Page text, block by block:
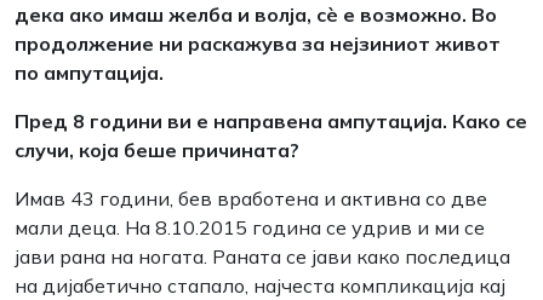
дека ако имаш желба и волја, сѐ е возможно. Во
продолжение ни раскажува за нејзиниот живот
по ампутација.
Пред 8 години ви е направена ампутација. Како се
случи, која беше причината?
Имав 43 години, бев вработена и активна со две
мали деца. На 8.10.2015 година се удрив и ми се
јави рана на ногата. Раната се јави како последица
на дијабетично стапало, најчеста компликација кај